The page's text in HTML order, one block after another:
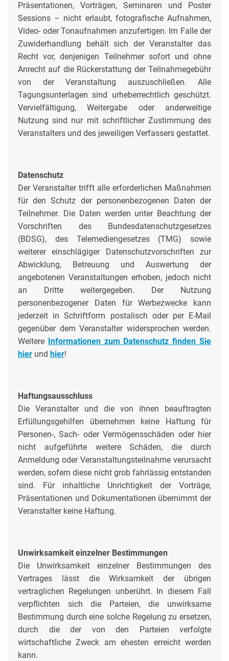
Präsentationen, Vorträgen, Seminaren und Poster
Sessions – nicht erlaubt, fotografische Aufnahmen,
Video- oder Tonaufnahmen anzufertigen. Im Falle der
Zuwiderhandlung behält sich der Veranstalter das
Recht vor, denjenigen Teilnehmer sofort und ohne
Anrecht auf die Rückerstattung der Teilnahmegebühr
von der Veranstaltung auszuschließen. Alle
Tagungsunterlagen sind urheberrechtlich geschützt.
Vervielfältigung, Weitergabe oder anderweitige
Nutzung sind nur mit schriftlicher Zustimmung des
Veranstalters und des jeweiligen Verfassers gestattet.
Datenschutz
Der Veranstalter trifft alle erforderlichen Maßnahmen
für den Schutz der personenbezogenen Daten der
Teilnehmer. Die Daten werden unter Beachtung der
Vorschriften des Bundesdatenschutzgesetzes
(BDSG), des Telemediengesetzes (TMG) sowie
weiterer einschlägiger Datenschutzvorschriften zur
Abwicklung, Betreuung und Auswertung der
angebotenen Veranstaltungen erhoben, jedoch nicht
an Dritte weitergegeben. Der Nutzung
personenbezogener Daten für Werbezwecke kann
jederzeit in Schriftform postalisch oder per E-Mail
gegenüber dem Veranstalter widersprochen werden.
Weitere Informationen zum Datenschutz finden Sie
hier und hier!
Haftungsausschluss
Die Veranstalter und die von ihnen beauftragten
Erfüllungsgehilfen übernehmen keine Haftung für
Personen-, Sach- oder Vermögensschäden oder hier
nicht aufgeführte weitere Schäden, die durch
Anmeldung oder Veranstaltungsteilnahme verursacht
werden, sofern diese nicht grob fahrlässig entstanden
sind. Für inhaltliche Unrichtigkeit der Vorträge,
Präsentationen und Dokumentationen übernimmt der
Veranstalter keine Haftung.
Unwirksamkeit einzelner Bestimmungen
Die Unwirksamkeit einzelner Bestimmungen des
Vertrages lässt die Wirksamkeit der übrigen
vertraglichen Regelungen unberührt. In diesem Fall
verpflichten sich die Parteien, die unwirksame
Bestimmung durch eine solche Regelung zu ersetzen,
durch die der von den Parteien verfolgte
wirtschaftliche Zweck am ehesten erreicht werden
kann.